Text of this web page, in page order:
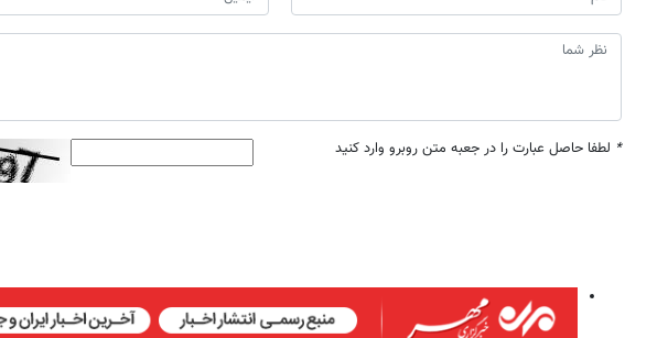
* لطفا حاصل عبارت را در جعبه متن روبرو وارد کنید